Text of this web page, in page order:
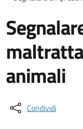
animali
Condividi